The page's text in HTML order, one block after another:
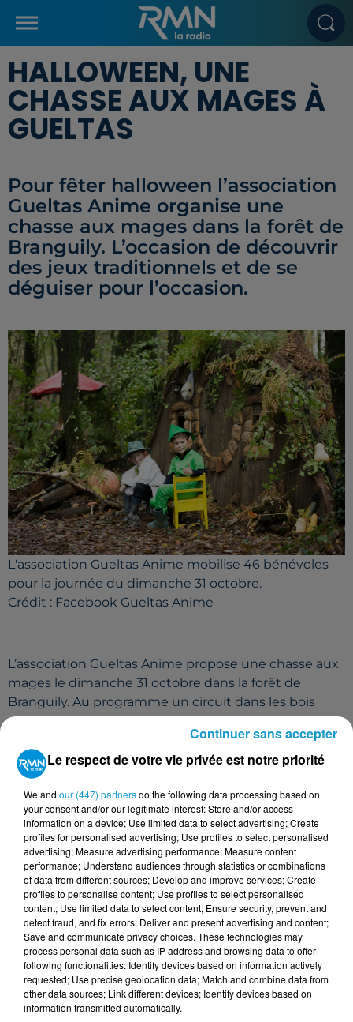
HALLOWEEN, UNE
CHASSE AUX MAGES À
GUELTAS
Pour fêter halloween l’association
Gueltas Anime organise une
chasse aux mages dans la forêt de
Branguily. L’occasion de découvrir
des jeux traditionnels et de se
déguiser pour l’occasion.
L'association Gueltas Anime mobilise 46 bénévoles
pour la journée du dimanche 31 octobre.
Crédit : Facebook Gueltas Anime
L’association Gueltas Anime propose une chasse aux
mages le dimanche 31 octobre dans la forêt de
Branguily. Au programme un circuit dans les bois
avec pour objectif de retrouver quatre mages
transformés en arbre. Pour les aider à localiser ces
mages ils devront réussir des jeux et des épreuves.
récompensera les enfants avec les traditionnels
bonbons d’halloween.
Les enfants de 4 à 12 ans sont invités à se déguiser et
à se maquiller pour l’occasion. Un gouter sera partagé
pour conclure l'après-midi.
Info pratique
Gueltas Anime
06 52 32 82 73
Le respect de votre vie privée est notre priorité
We and our (447) partnersdo the following data processing based on
your consent and/or our legitimate interest: Store and/or access
information on a device; Use limited data to select advertising; Create
profiles for personalised advertising; Use profiles to select personalised
advertising; Measure advertising performance; Measure content
performance; Understand audiences through statistics or combinations
of data from different sources; Develop and improve services; Create
profiles to personalise content; Use profiles to select personalised
content; Use limited data to select content; Ensure security, prevent and
detect fraud, and fix errors; Deliver and present advertising and content;
Save and communicate privacy choices. These technologies may
process personal data such as IP address and browsing data to offer
following functionalities: Identify devices based on information actively
requested; Use precise geolocation data; Match and combine data from
other data sources; Link different devices; Identify devices based on
information transmitted automatically.
Continuer sans accepter